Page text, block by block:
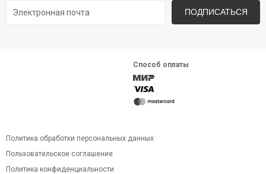
ПОДПИСАТЬСЯ
Способ оплаты
Политика обработки персональных данных
Пользовательское соглашение
Политика конфиденциальности